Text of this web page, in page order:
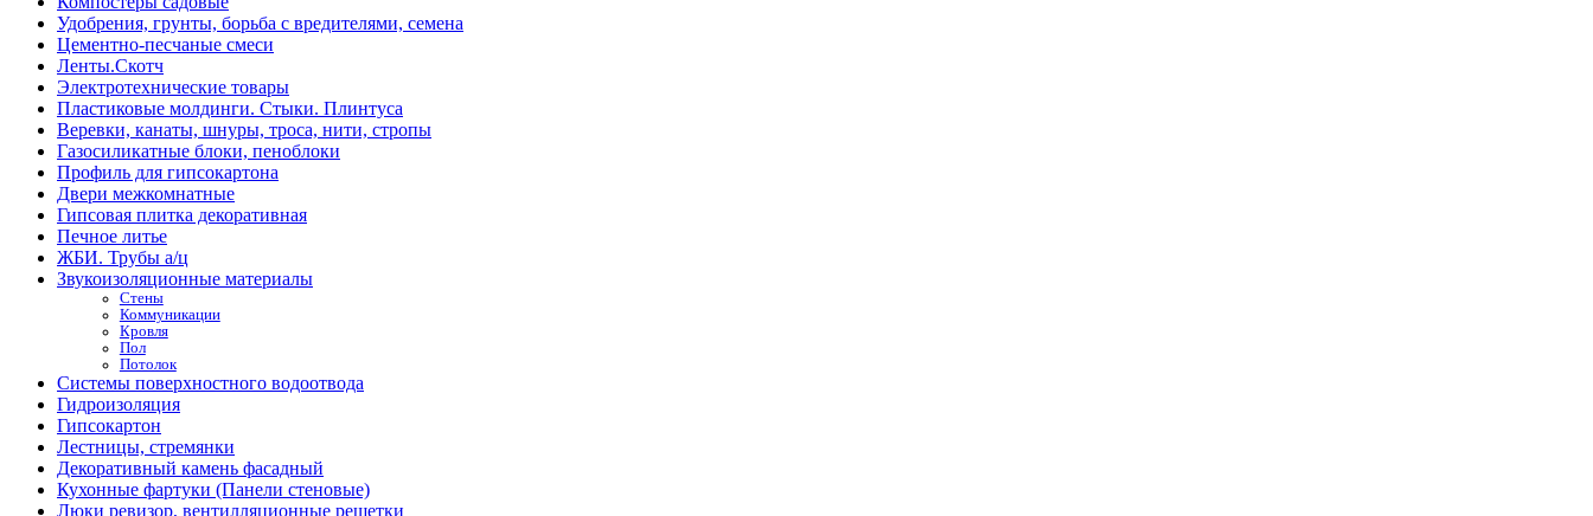
Удобрения, грунты, борьба с вредителями, семена
Цементно-песчаные смеси
Ленты.Скотч
Электротехнические товары
Пластиковые молдинги. Стыки. Плинтуса
Веревки, канаты, шнуры, троса, нити, стропы
Газосиликатные блоки, пеноблоки
Профиль для гипсокартона
Двери межкомнатные
Гипсовая плитка декоративная
Печное литье
ЖБИ. Трубы а/ц
Звукоизоляционные материалы
Стены
Коммуникации
Кровля
Пол
Потолок
Системы поверхностного водоотвода
Гидроизоляция
Гипсокартон
Лестницы, стремянки
Декоративный камень фасадный
Кухонные фартуки (Панели стеновые)
Люки ревизор, вентилляционные решетки